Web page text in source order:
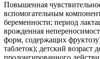
Повышенная
вспомогательным
беременности; период
врожденная
форм, содержащих
таблеток); детский возраст